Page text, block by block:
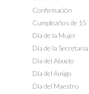
Confirmación
Cumpleaños de 15
Día de la Mujer
Día de la Secretaria
Día del Abuelo
Día del Amigo
Día del Maestro